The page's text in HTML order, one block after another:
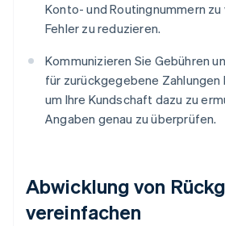
Konto- und Routingnummern zu
Fehler zu reduzieren.
Kommunizieren Sie Gebühren
für zurückgegebene Zahlungen
um Ihre Kundschaft dazu zu
Angaben genau zu überprüfen.
Abwicklung von
vereinfachen